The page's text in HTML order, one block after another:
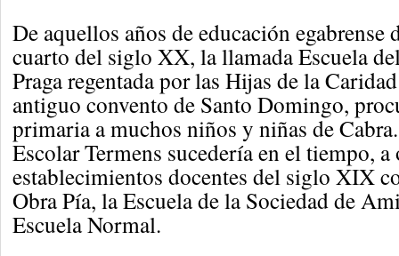
De aquellos años de educación egabrense
cuarto del siglo XX, la llamada Escuela
Praga regentada por las Hijas de la
antiguo convento de Santo Domingo,
primaria a muchos niños y niñas de
Escolar Termens sucedería en el tiempo, a
establecimientos docentes del siglo XIX
Obra Pía, la Escuela de la Sociedad de
Escuela Normal.